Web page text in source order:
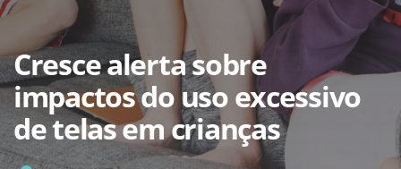
Cresce alerta sobre
impactos do uso excessivo
de telas em crianças